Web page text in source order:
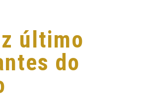
último
do